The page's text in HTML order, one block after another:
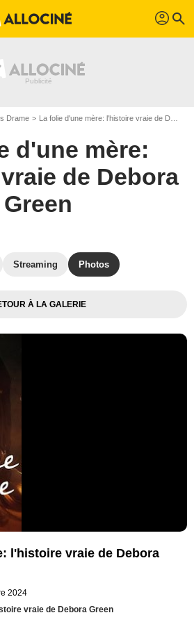
profil search
Drame La folie d'une mère: l'histoire vraie de Debora Green
d'une mère:
de Debora
Green
Streaming Photos
À LA GALERIE
l'histoire vraie de Debora
2024
vraie de Debora Green